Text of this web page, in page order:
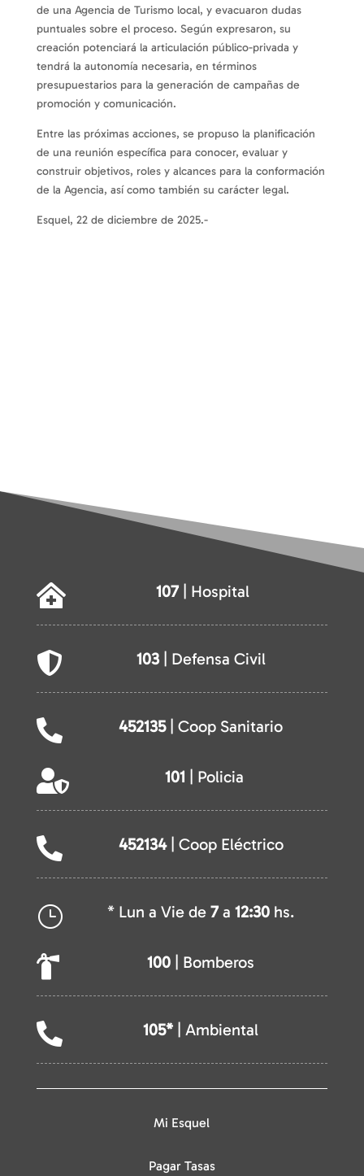
de una Agencia de Turismo local, y evacuaron dudas
puntuales sobre el proceso. Según expresaron, su
creación potenciará la articulación público-privada y
tendrá la autonomía necesaria, en términos
presupuestarios para la generación de campañas de
promoción y comunicación.
Entre las próximas acciones, se propuso la planificación
de una reunión específica para conocer, evaluar y
construir objetivos, roles y alcances para la conformación
de la Agencia, así como también su carácter legal.
Esquel, 22 de diciembre de 2025.-
 107| Hospital
 103| Defensa Civil
 452135| Coop Sanitario
 101 | Policia
 452134| Coop Eléctrico
} * Lun a Vie de7 a12:30 hs.
 100 | Bomberos
 105* | Ambiental
Mi Esquel
Pagar Tasas